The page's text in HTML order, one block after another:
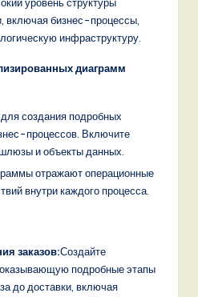
уровень структуры
включая бизнес-процессы,
инфраструктуру.
диаграмм
создания подробных
процессов. Включите
и объекты данных.
отражают операционные
внутри каждого процесса.
заказов:Создайте
подробные этапы
до доставки, включая